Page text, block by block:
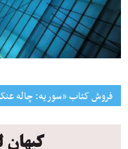
فروش کتاب «سوریه: چاله